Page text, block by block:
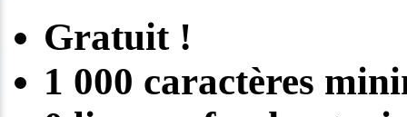
Gratuit !
1 000 caractères